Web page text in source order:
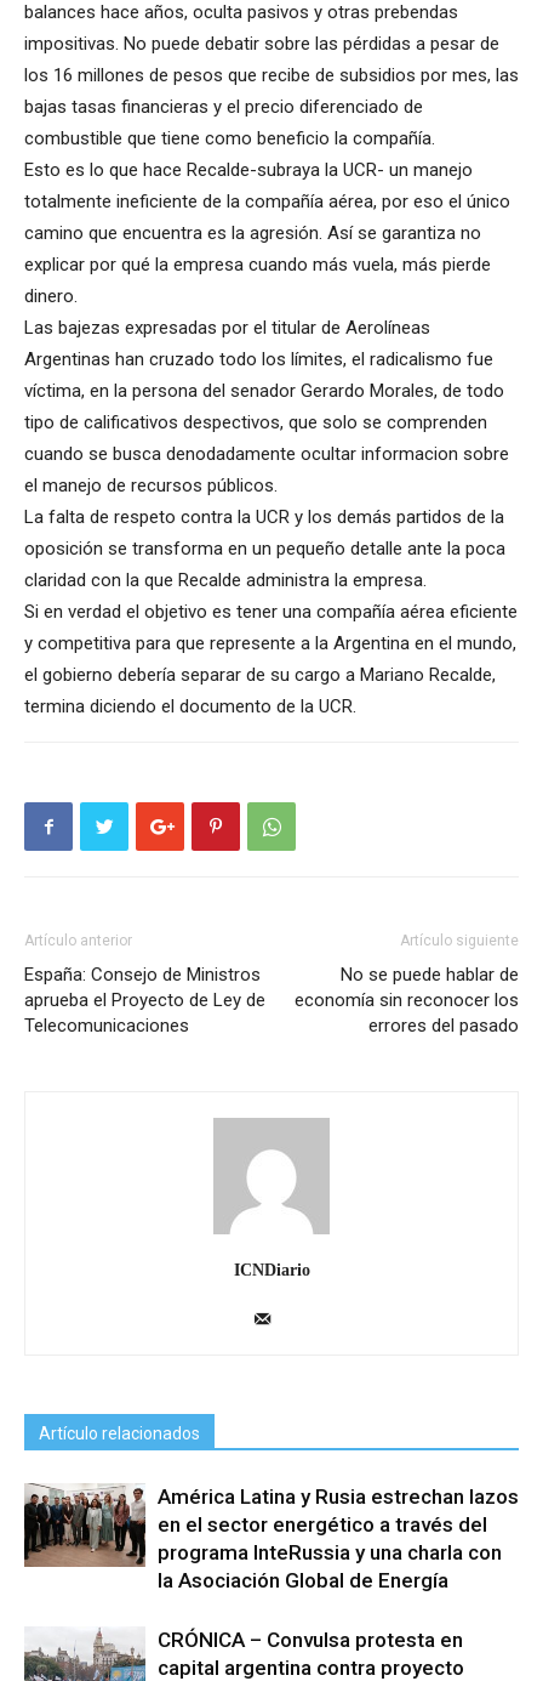
balances hace años, oculta pasivos y otras prebendas
impositivas. No puede debatir sobre las pérdidas a pesar de
los 16 millones de pesos que recibe de subsidios por mes, las
bajas tasas financieras y el precio diferenciado de
combustible que tiene como beneficio la compañía.
Esto es lo que hace Recalde-subraya la UCR- un manejo
totalmente ineficiente de la compañía aérea, por eso el único
camino que encuentra es la agresión. Así se garantiza no
explicar por qué la empresa cuando más vuela, más pierde
dinero.
Las bajezas expresadas por el titular de Aerolíneas
Argentinas han cruzado todo los límites, el radicalismo fue
víctima, en la persona del senador Gerardo Morales, de todo
tipo de calificativos despectivos, que solo se comprenden
cuando se busca denodadamente ocultar informacion sobre
el manejo de recursos públicos.
La falta de respeto contra la UCR y los demás partidos de la
oposición se transforma en un pequeño detalle ante la poca
claridad con la que Recalde administra la empresa.
Si en verdad el objetivo es tener una compañía aérea eficiente
y competitiva para que represente a la Argentina en el mundo,
el gobierno debería separar de su cargo a Mariano Recalde,
termina diciendo el documento de la UCR.
Artículo anterior
España: Consejo de Ministros
aprueba el Proyecto de Ley de
Telecomunicaciones
Artículo siguiente
No se puede hablar de
economía sin reconocer los
errores del pasado
ICNDiario
Artículo relacionados
América Latina y Rusia estrechan lazos
en el sector energético a través del
programa InteRussia y una charla con
la Asociación Global de Energía
CRÓNICA – Convulsa protesta en
capital argentina contra proyecto